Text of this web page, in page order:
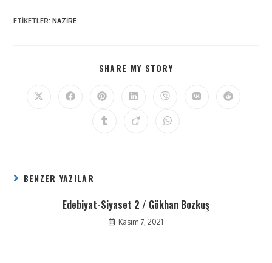
ETIKETLER:NAZIRE
SHARE MY STORY
BENZER YAZILAR
Edebiyat-Siyaset 2 / Gökhan Bozkuş
Kasım 7, 2021